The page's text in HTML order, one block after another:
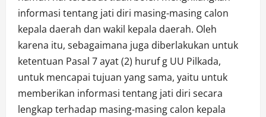
informasi tentang jati diri masing-masing calon
kepala daerah dan wakil kepala daerah. Oleh
karena itu, sebagaimana juga diberlakukan untuk
ketentuan Pasal 7 ayat (2) huruf g UU Pilkada,
untuk mencapai tujuan yang sama, yaitu untuk
memberikan informasi tentang jati diri secara
lengkap terhadap masing-masing calon kepala